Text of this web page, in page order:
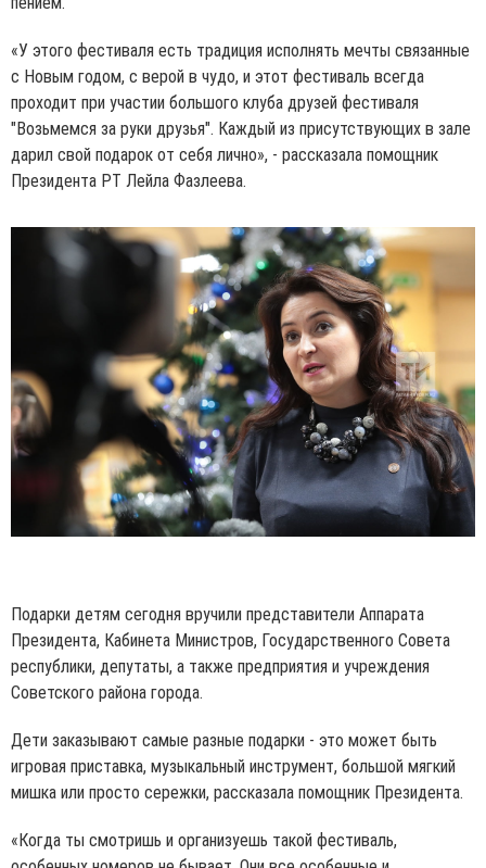
«У этого фестиваля есть традиция исполнять мечты связанные
с Новым годом, с верой в чудо, и этот фестиваль всегда
проходит при участии большого клуба друзей фестиваля
"Возьмемся за руки друзья". Каждый из присутствующих в зале
дарил свой подарок от себя лично», - рассказала помощник
Президента РТ Лейла Фазлеева.
Подарки детям сегодня вручили представители Аппарата
Президента, Кабинета Министров, Государственного Совета
республики, депутаты, а также предприятия и учреждения
Советского района города.
Дети заказывают самые разные подарки - это может быть
игровая приставка, музыкальный инструмент, большой мягкий
мишка или просто сережки, рассказала помощник Президента.
«Когда ты смотришь и организуешь такой фестиваль,